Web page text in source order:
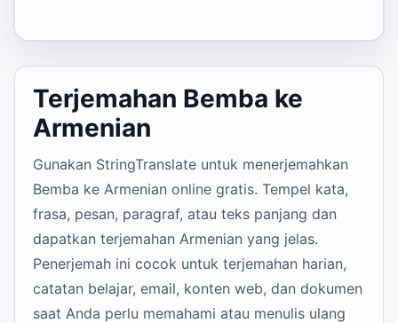
Terjemahan Bemba ke
Armenian
Gunakan StringTranslate untuk menerjemahkan
Bemba ke Armenian online gratis. Tempel kata,
frasa, pesan, paragraf, atau teks panjang dan
dapatkan terjemahan Armenian yang jelas.
Penerjemah ini cocok untuk terjemahan harian,
catatan belajar, email, konten web, dan dokumen
saat Anda perlu memahami atau menulis ulang